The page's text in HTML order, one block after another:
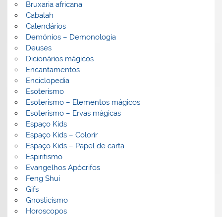
Bruxaria africana
Cabalah
Calendários
Demónios – Demonologia
Deuses
Dicionários mágicos
Encantamentos
Enciclopedia
Esoterismo
Esoterismo – Elementos mágicos
Esoterismo – Ervas mágicas
Espaço Kids
Espaço Kids – Colorir
Espaço Kids – Papel de carta
Espiritismo
Evangelhos Apócrifos
Feng Shui
Gifs
Gnosticismo
Horoscopos